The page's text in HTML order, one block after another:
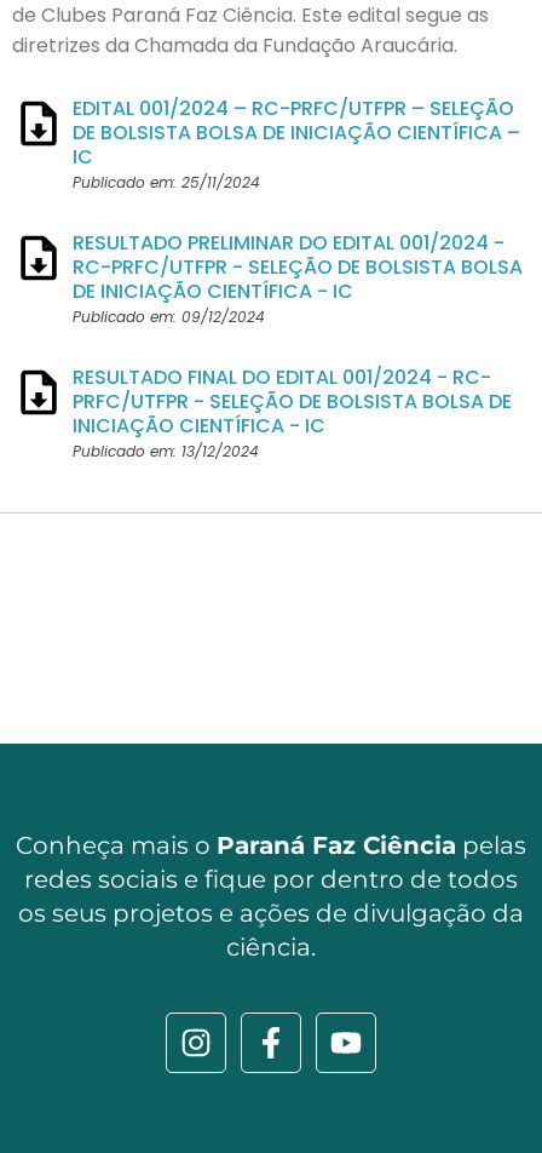
de Clubes Paraná Faz Ciência. Este edital segue as
diretrizes da Chamada da Fundação Araucária.
EDITAL 001/2024 – RC-PRFC/UTFPR – SELEÇÃO
DE BOLSISTA BOLSA DE INICIAÇÃO CIENTÍFICA –
IC
Publicado em: 25/11/2024
RESULTADO PRELIMINAR DO EDITAL 001/2024 -
RC-PRFC/UTFPR - SELEÇÃO DE BOLSISTA BOLSA
DE INICIAÇÃO CIENTÍFICA - IC
Publicado em: 09/12/2024
RESULTADO FINAL DO EDITAL 001/2024 - RC-
PRFC/UTFPR - SELEÇÃO DE BOLSISTA BOLSA DE
INICIAÇÃO CIENTÍFICA - IC
Publicado em: 13/12/2024
Conheça mais o Paraná Faz Ciência pelas
redes sociais e fique por dentro de todos
os seus projetos e ações de divulgação da
ciência.